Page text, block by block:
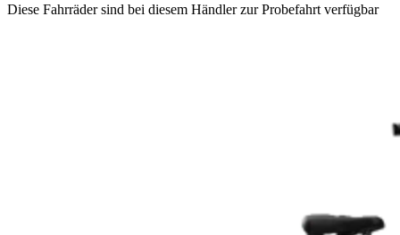
Diese Fahrräder sind bei diesem Händler zur Probefahrt verfügbar